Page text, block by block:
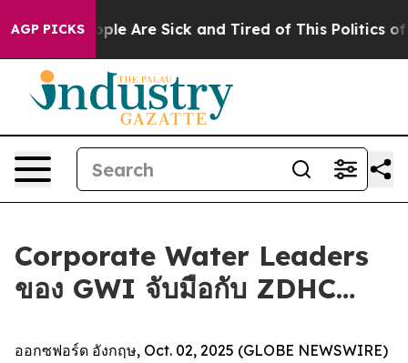
AGP PICKS
“People Are Sick and Tired of This Politics of
Corporate Water Leaders
ของ GWI จับมือกับ ZDHC…
ออกซฟอร์ด อังกฤษ, Oct. 02, 2025 (GLOBE NEWSWIRE)